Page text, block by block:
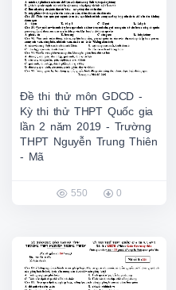
Đề thi thử môn GDCD -
Kỳ thi thử THPT Quốc gia
lần 2 năm 2019 - Trường
THPT Nguyễn Trung Thiên
- Mã
550 0